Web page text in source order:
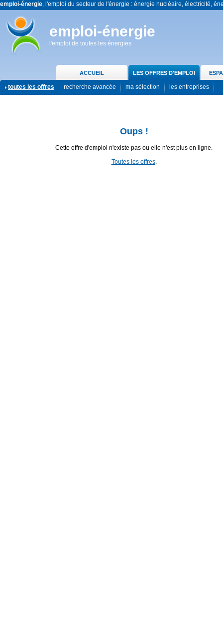
emploi-énergie, l'emploi du secteur de l'énergie : énergie nucléaire, électricité,
emploi-énergie
l'emploi de toutes les énergies
ACCUEIL LES OFFRES D'EMPLOI
toutes les offres recherche avancée ma sélection les entreprises
Oups !
Cette offre d'emploi n'existe pas ou elle n'est plus en ligne.
Toutes les offres.